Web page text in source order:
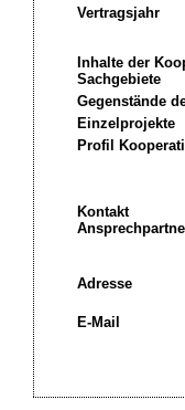
Vertragsjahr
Inhalte der
Sachgebiete
Gegenstände
Einzelprojekte
Profil
Kontakt
Adresse
E-Mail